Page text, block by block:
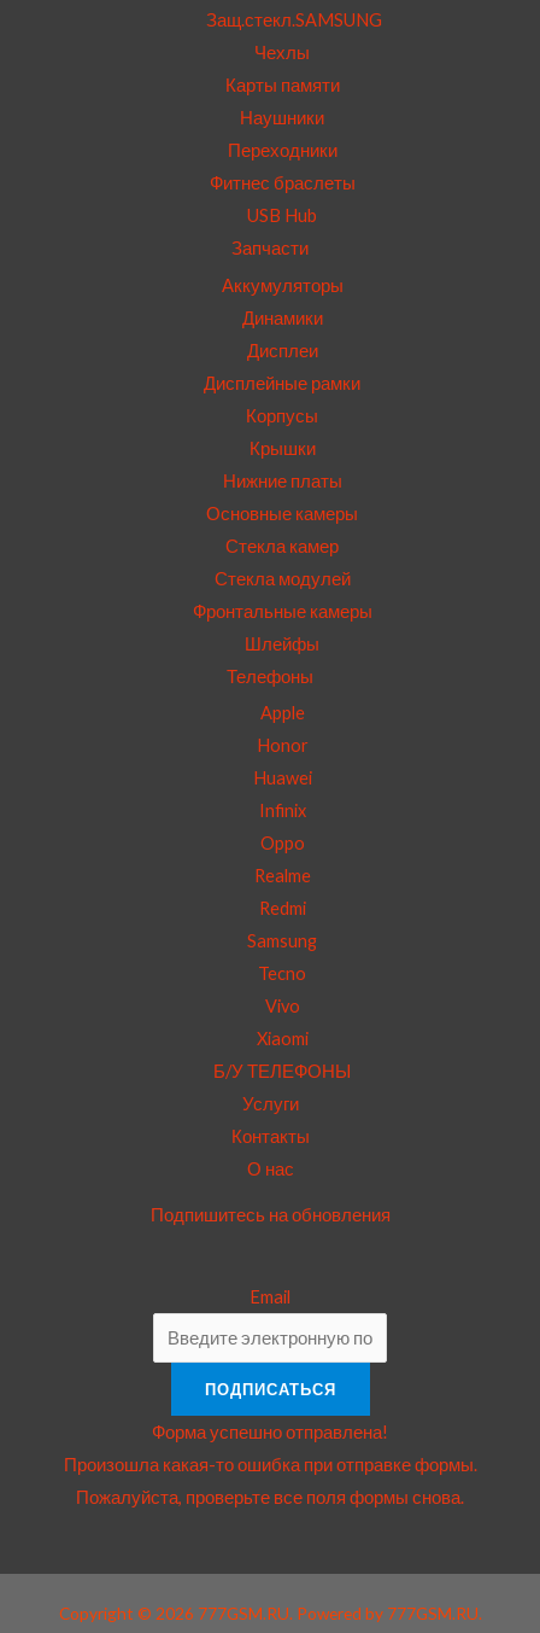
Защ.стекл.SAMSUNG
Чехлы
Карты памяти
Наушники
Переходники
Фитнес браслеты
USB Hub
Запчасти
Аккумуляторы
Динамики
Дисплеи
Дисплейные рамки
Корпусы
Крышки
Нижние платы
Основные камеры
Стекла камер
Стекла модулей
Фронтальные камеры
Шлейфы
Телефоны
Apple
Honor
Huawei
Infinix
Oppo
Realme
Redmi
Samsung
Tecno
Vivo
Xiaomi
Б/У ТЕЛЕФОНЫ
Услуги
Контакты
О нас
Подпишитесь на обновления
Email
ПОДПИСАТЬСЯ
Форма успешно отправлена!
Произошла какая-то ошибка при отправке формы.
Пожалуйста, проверьте все поля формы снова.
Copyright © 2026 777GSM.RU. Powered by 777GSM.RU.